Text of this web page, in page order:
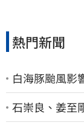
熱門新聞
白海豚颱風
石崇良、姜至